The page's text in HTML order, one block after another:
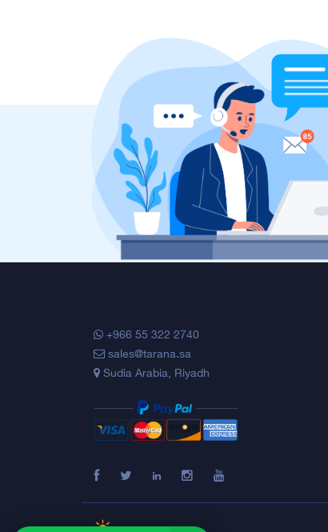
+966 55 322 2740
sales@tarana.sa
Sudia Arabia, Riyadh